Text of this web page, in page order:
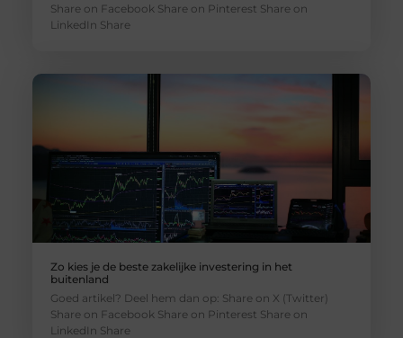
Share on Facebook Share on Pinterest Share on
LinkedIn Share
Zo kies je de beste zakelijke investering in het
buitenland
Goed artikel? Deel hem dan op: Share on X (Twitter)
Share on Facebook Share on Pinterest Share on
LinkedIn Share